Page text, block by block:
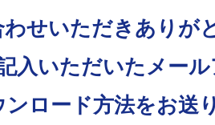
せいただきありが
入いただいたメー
ンロード方法をお送